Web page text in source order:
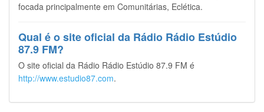
focada principalmente em Comunitárias, Eclética.
Qual é o site oficial da Rádio Rádio Estúdio
87.9 FM?
O site oficial da Rádio Rádio Estúdio 87.9 FM é
http://www.estudio87.com.